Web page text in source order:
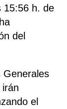
15:56 h. de
del
Generales
el